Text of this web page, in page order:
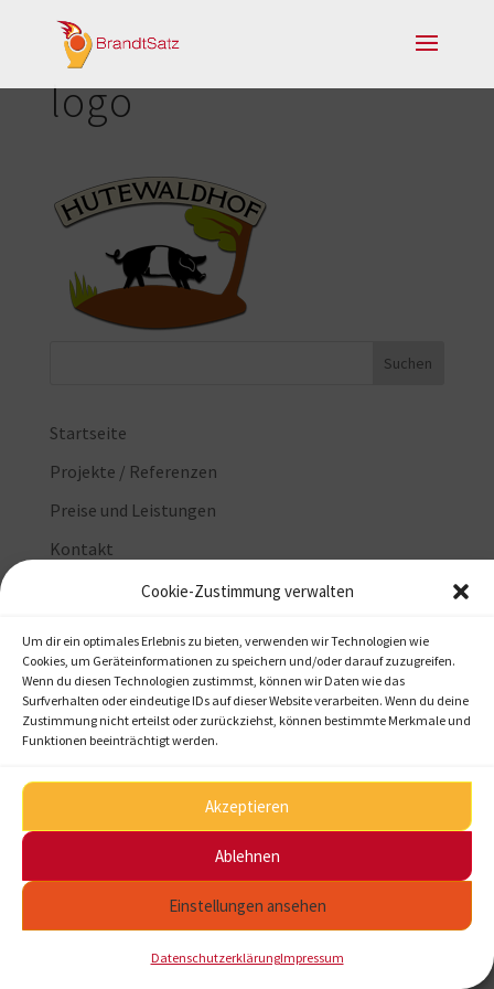
Cookie-Zustimmung verwalten
Um dir ein optimales Erlebnis zu bieten, verwenden wir Technologien wie
Cookies, um Geräteinformationen zu speichern und/oder darauf zuzugreifen.
Wenn du diesen Technologien zustimmst, können wir Daten wie das
Surfverhalten oder eindeutige IDs auf dieser Website verarbeiten. Wenn du deine
Zustimmung nicht erteilst oder zurückziehst, können bestimmte Merkmale und
Funktionen beeinträchtigt werden.
Akzeptieren
Ablehnen
Einstellungen ansehen
DatenschutzerklärungImpressum
logo
Startseite
Projekte / Referenzen
Preise und Leistungen
Kontakt
Startseite Kontakt
Impressum
Datenschutzerklärung
©2022 BrandtSatz